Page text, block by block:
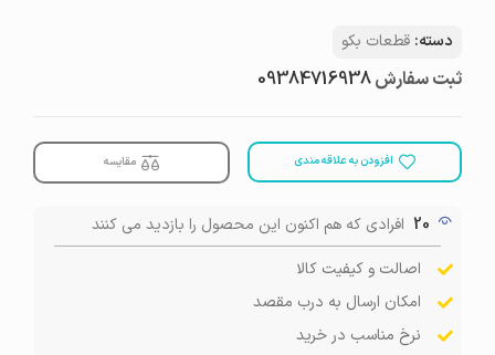
دسته: قطعات بکو
ثبت سفارش09384716938
افزودن به علاقه مندی مقایسه
20 افرادی که هم اکنون این محصول را بازدید می کنند
اصالت و کیفیت کالا
امکان ارسال به درب مقصد
نرخ مناسب در خرید